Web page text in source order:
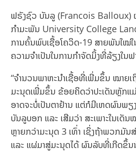
ຟຣັງຊົວ ບັນລູ (Francois Balloux)
ກຳມະພັນ University College
ການຄົ້ນພົບເຊື້ອໂຄວິດ-19 ສາຍພັນໃໝ່ໃ
ຄວາມຈຳເປັນໃນການກຳຈັດມິ້ງທີ່ລ້ຽງໃນຟ
“ຈໍານວນພາຫະນໍາເຊື້ອທີ່ເພີ່ມຂຶ້ນ ໝາຍເ
ມະນຸດເພີ່ມຂຶ້ນ ຂ້ອຍຄິດວ່າປະເດັນຫຼັກແ
ອາດຈະບໍ່ເປັນຕາຢ້ານ ແຕ່ກໍມີເຫດຜົນພຽ
ບັນລູບອກ ແລະ ເສີມວ່າ ສະເພາະໃນເດັ
ຫຼາຍກວ່າມະນຸດ 3 ເທົ່າ ເຊິ່ງຖ້າພວກມັ
ແລະ ແຜ່ມາສູ່ມະນຸດໄດ້ ຜົນລັບທີ່ເກີດຂຶ້ນ